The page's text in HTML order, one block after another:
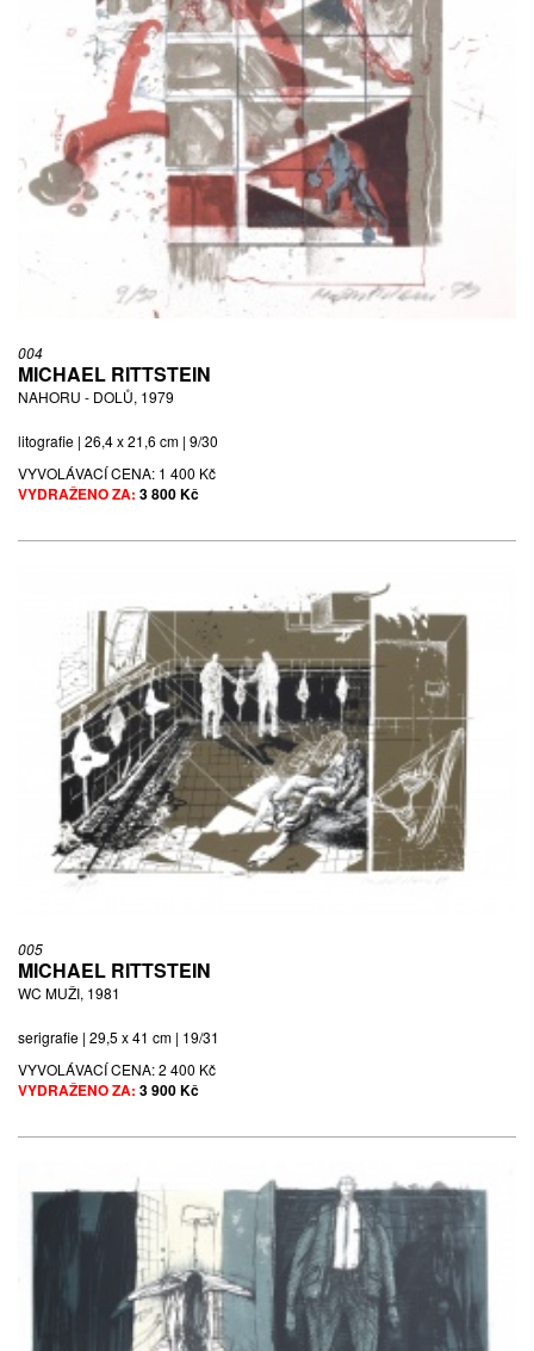
004
MICHAEL RITTSTEIN
NAHORU - DOLŮ, 1979
litografie | 26,4 x 21,6 cm | 9/30
VYVOLÁVACÍ CENA: 1 400 Kč
VYDRAŽENO ZA: 3 800 Kč
005
MICHAEL RITTSTEIN
WC MUŽI, 1981
serigrafie | 29,5 x 41 cm | 19/31
VYVOLÁVACÍ CENA:2 400 Kč
VYDRAŽENO ZA: 3 900 Kč